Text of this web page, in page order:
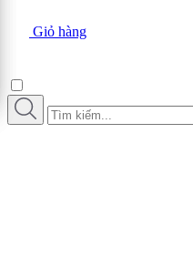
Giỏ hàng